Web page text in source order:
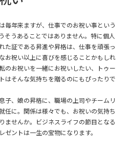
毎年来ますが、仕事でのお祝い事という
そうあることではありません。特に個人
た証である昇進や昇格は、仕事を頑張っ
お祝い以上に喜びを感じることかもしれ
のお祝いを一緒にお祝いしたい、トゥー
はそんな気持ちを贈るのにもぴったりで
子、娘の昇格に、職場の上司やチームリ
任に。関係は様々でも、お祝いの気持ち
ませんか。ビジネスライフの節目となる
ゼントは一生の宝物になります。